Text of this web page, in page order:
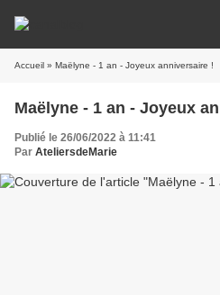
Accueil » Maëlyne - 1 an - Joyeux anniversaire !
Maëlyne - 1 an - Joyeux
Publié le 26/06/2022 à 11:41
Par AteliersdeMarie